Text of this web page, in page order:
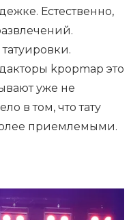
Естественно,
kpopmap это
уже не
в том, что тату
приемлемыми.